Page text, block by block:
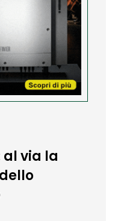
al via la